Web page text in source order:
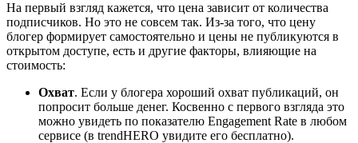
На первый взгляд кажется, что цена зависит от количества
подписчиков. Но это не совсем так. Из-за того, что цену
блогер формирует самостоятельно и цены не публикуются в
открытом доступе, есть и другие факторы, влияющие на
стоимость:
Охват. Если у блогера хороший охват публикаций, он
попросит больше денег. Косвенно с первого взгляда это
можно увидеть по показателю Engagement Rate в любом
сервисе (в trendHERO увидите его бесплатно).